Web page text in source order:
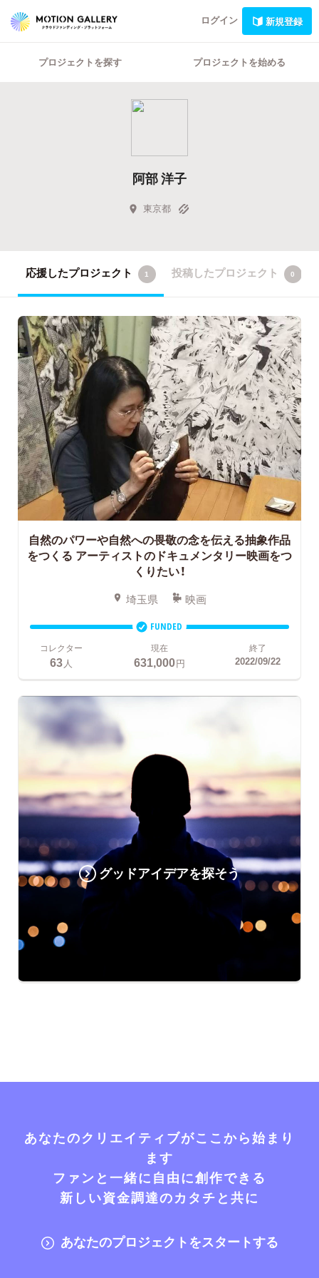
ログイン 新規登録
プロジェクトを探す プロジェクトを始める
阿部 洋子
東京都
応援したプロジェクト 1 投稿したプロジェクト 0
自然のパワーや自然への畏敬の念を伝える抽象作品
をつくる アーティストのドキュメンタリー映画をつ
くりたい！
埼玉県 映画
FUNDED
コレクター
63 人
現在
631,000円
終了
2022/09/22
グッドアイデアを探そう
あなたのクリエイティブがここから始まり
ます
ファンと一緒に自由に創作できる
新しい資金調達のカタチと共に
あなたのプロジェクトをスタートする